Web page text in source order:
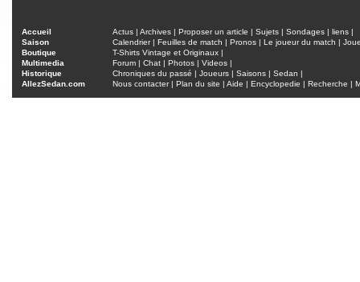
Accueil Actus | Archives | Proposer un article | Sujets | Sondages | liens |
Saison
Calendrier| Feuilles de match | Pronos | Le joueur du match |
Boutique
T-Shirts Vintage et Originaux |
Multimedia
Forum | Chat | Photos | Videos |
Historique
Chroniques du passé | Joueurs | Saisons | Sedan |
AllezSedan.com
Nous contacter| Plan du site | Aide | Encyclopedie | Recherche |